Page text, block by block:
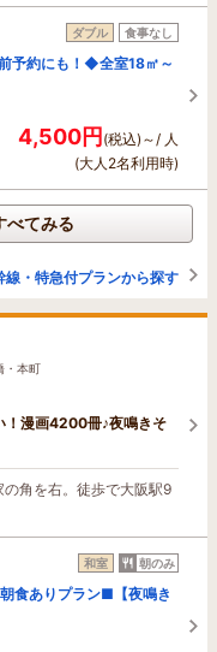
ダブル 食事なし
予約にも！◆全室18㎡～
4,500円(税込)～/ 人
(大人2名利用時)
べてみる
・特急付プランから探す
・本町
！漫画4200冊♪夜鳴きそ
角を右。徒歩で大阪駅9
和室 朝のみ
食ありプラン■【夜鳴き